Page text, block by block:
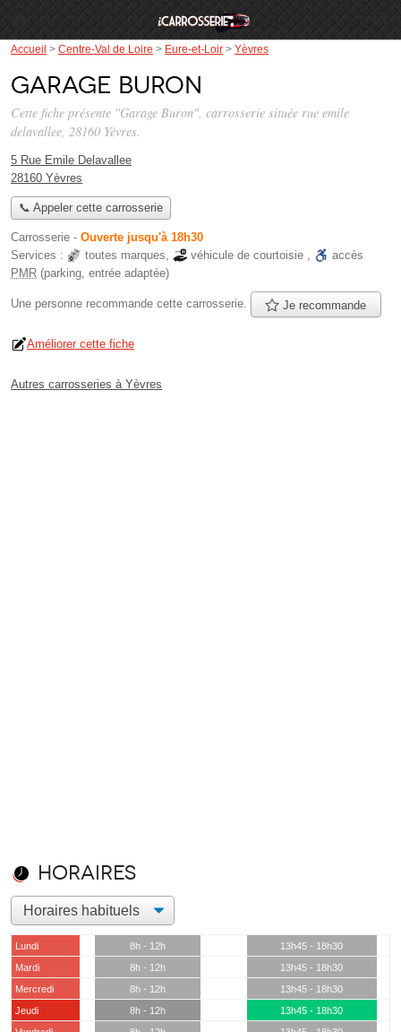
Accueil > Centre-Val de Loire > Eure-et-Loir > Yèvres
Garage Buron
Cette fiche présente "Garage Buron", carrosserie située rue emile
delavallee, 28160 Yèvres.
5 Rue Emile Delavallee
28160 Yèvres
📞 Appeler cette carrosserie
Carrosserie - Ouverte jusqu'à 18h30
Services :
toutes marques, véhicule de courtoisie ,
accès
PMR (parking, entrée adaptée)
Une personne recommande cette carrosserie. Je recommande
Améliorer cette fiche
Autres carrosseries à Yèvres
Horaires
Lundi 8h - 12h
13h45 - 18h30
Mardi
8h - 12h
13h45 - 18h30
Mercredi
8h - 12h
13h45 - 18h30
Jeudi
8h - 12h
13h45 - 18h30